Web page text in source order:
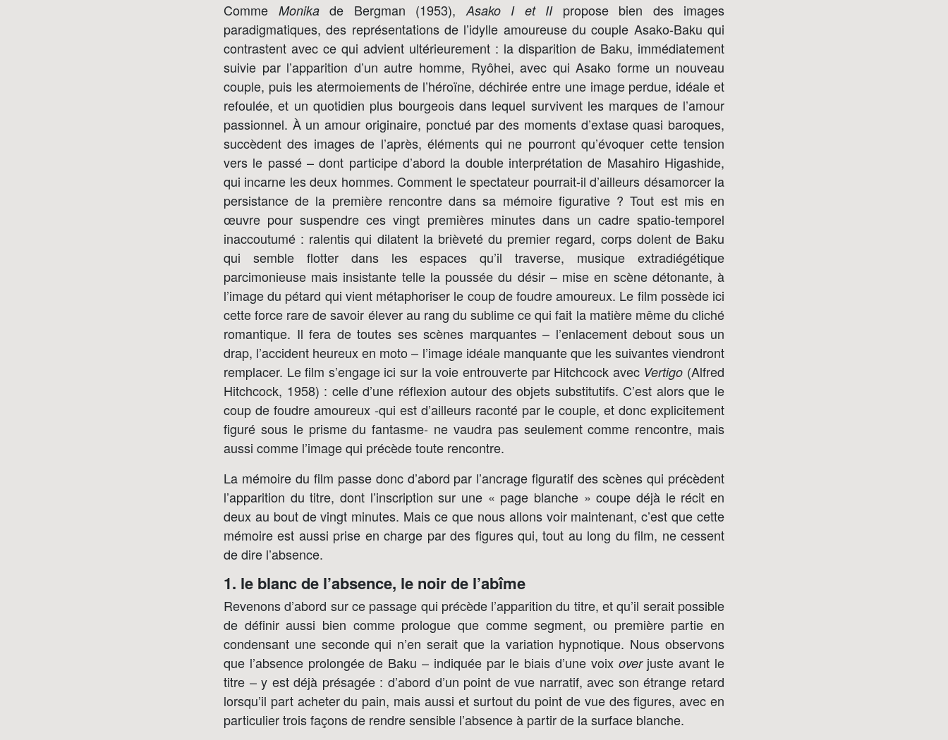
Comme Monikade Bergman (1953), Asako I et IIpropose bien des images
paradigmatiques, des représentations de l’idylle amoureuse du couple Asako-Baku qui
contrastent avec ce qui advient ultérieurement : la disparition de Baku, immédiatement
suivie par l’apparition d’un autre homme, Ryôhei, avec qui Asako forme un nouveau
couple, puis les atermoiements de l’héroïne, déchirée entre une image perdue, idéale et
refoulée, et un quotidien plus bourgeois dans lequel survivent les marques de l’amour
passionnel. À un amour originaire, ponctué par des moments d’extase quasi baroques,
succèdent des images de l’après, éléments qui ne pourront qu’évoquer cette tension
vers le passé – dont participe d’abord la double interprétation de Masahiro Higashide,
qui incarne les deux hommes. Comment le spectateur pourrait-il d’ailleurs désamorcer la
persistance de la première rencontre dans sa mémoire figurative ? Tout est mis en
œuvre pour suspendre ces vingt premières minutes dans un cadre spatio-temporel
inaccoutumé : ralentis qui dilatent la brièveté du premier regard, corps dolent de Baku
qui semble flotter dans les espaces qu’il traverse, musique extradiégétique
parcimonieuse mais insistante telle la poussée du désir – mise en scène détonante, à
l’image du pétard qui vient métaphoriser le coup de foudre amoureux. Le film possède ici
cette force rare de savoir élever au rang du sublime ce qui fait la matière même du cliché
romantique. Il fera de toutes ses scènes marquantes – l’enlacement debout sous un
drap, l’accident heureux en moto – l’image idéale manquante que les suivantes viendront
remplacer. Le film s’engage ici sur la voie entrouverte par Hitchcock avec Vertigo (Alfred
Hitchcock, 1958) : celle d’une réflexion autour des objets substitutifs. C’est alors que le
coup de foudre amoureux -qui est d’ailleurs raconté par le couple, et donc explicitement
figuré sous le prisme du fantasme- ne vaudra pas seulement comme rencontre, mais
aussi comme l’image qui précède toute rencontre.
La mémoire du film passe donc d’abord par l’ancrage figuratif des scènes qui précèdent
l’apparition du titre, dont l’inscription sur une « page blanche » coupe déjà le récit en
deux au bout de vingt minutes. Mais ce que nous allons voir maintenant, c’est que cette
mémoire est aussi prise en charge par des figures qui, tout au long du film, ne cessent
de dire l’absence.
1. le blanc de l’absence, le noir de l’abîme
Revenons d’abord sur ce passage qui précède l’apparition du titre, et qu’il serait possible
de définir aussi bien comme prologue que comme segment, ou première partie en
condensant une seconde qui n’en serait que la variation hypnotique. Nous observons
que l’absence prolongée de Baku – indiquée par le biais d’une voix overjuste avant le
titre – y est déjà présagée : d’abord d’un point de vue narratif, avec son étrange retard
lorsqu’il part acheter du pain, mais aussi et surtout du point de vue des figures, avec en
particulier trois façons de rendre sensible l’absence à partir de la surface blanche.